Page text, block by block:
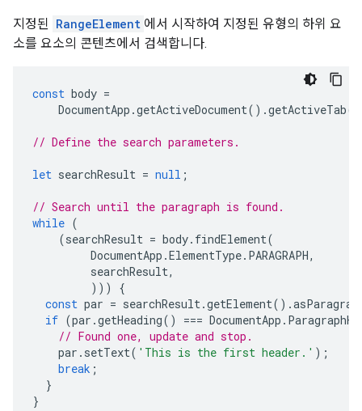
지정된 RangeElement 에서 시작하여 지정된 유형의 하위 요
소를 요소의 콘텐츠에서 검색합니다.
const body =
DocumentApp .getActiveDocument().getActiveTab
// Define the search parameters.
let searchResult = null ;
// Search until the paragraph is found.
while (
(searchResult = body. findElement(
DocumentApp .ElementType. PARAGRAPH,
searchResult,
)))
{
const par = searchResult.getElement().
if (par .getHeading() === DocumentApp .
// Found one, update and stop.
par . setText( 'This is the first header.' );
break ;
}
}